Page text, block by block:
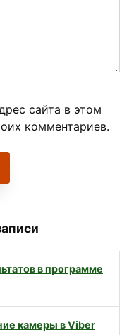
сайта в этом
комментариев.
в программе
камеры в Viber